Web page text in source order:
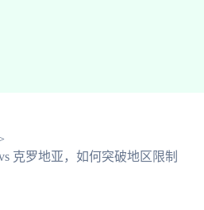
克罗地亚，如何突破地区限制